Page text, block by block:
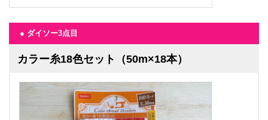
● ダイソー3点目
カラー糸18色セット（50m×18本）